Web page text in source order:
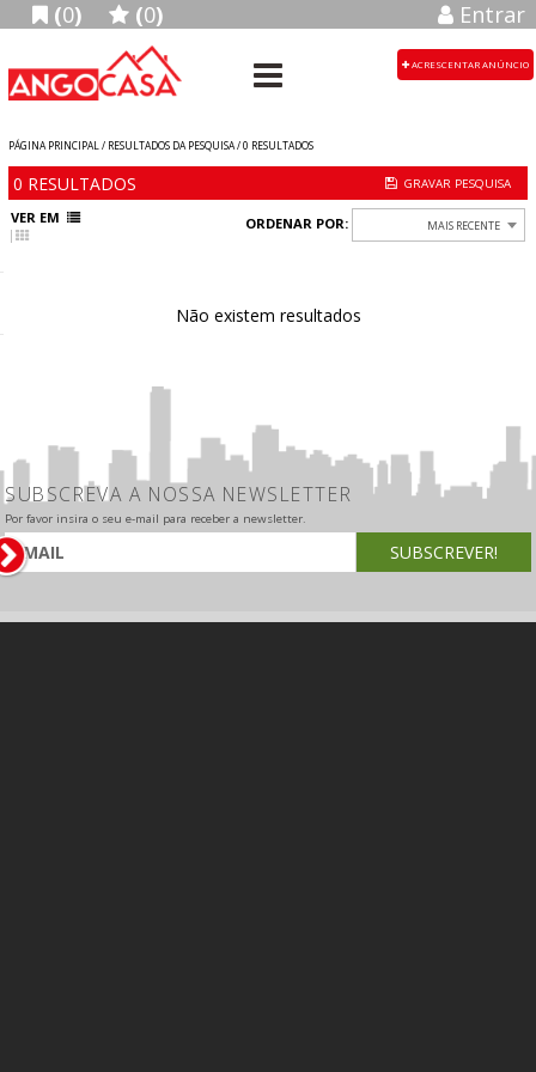
(0) (0) Entrar
ACRESCENTAR ANÚNCIO
PÁGINA PRINCIPAL / RESULTADOS DA PESQUISA /0 RESULTADOS
0 RESULTADOS
VER EM ORDENAR POR: MAIS RECENTE
Não existem resultados
SUBSCREVA A NOSSA NEWSLETTER
Por favor insira o seu e-mail para receber a newsletter.